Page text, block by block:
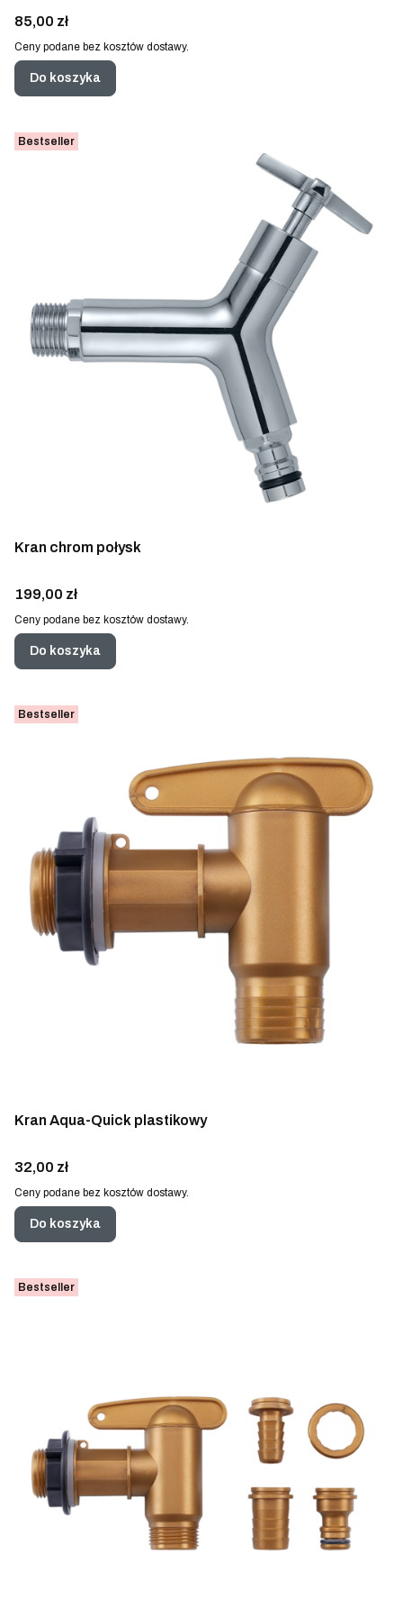
Cena
85,00 zł
Ceny podane bez kosztów dostawy.
Do koszyka
Bestseller
Kran chrom połysk
Cena
199,00 zł
Ceny podane bez kosztów dostawy.
Do koszyka
Bestseller
Kran Aqua-Quick plastikowy
Cena
32,00 zł
Ceny podane bez kosztów dostawy.
Do koszyka
Bestseller